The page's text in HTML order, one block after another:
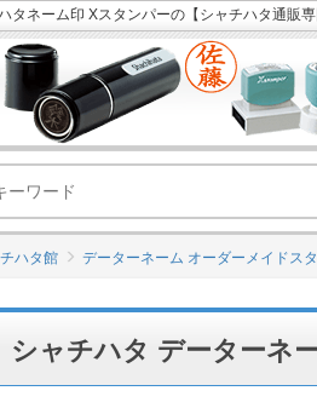
ネーム印 Xスタンパーの【シャチハタ通販
ハタ館 データーネーム オーダーメイドス
シャチハタ データーネ